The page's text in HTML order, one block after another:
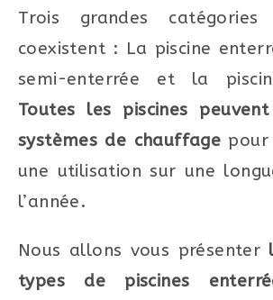
Trois grandes catégories
coexistent : La piscine
semi-enterrée et la
Toutes les piscines
systèmes de chauffage pour
une utilisation sur une
l’année.
Nous allons vous présenter
types de piscines